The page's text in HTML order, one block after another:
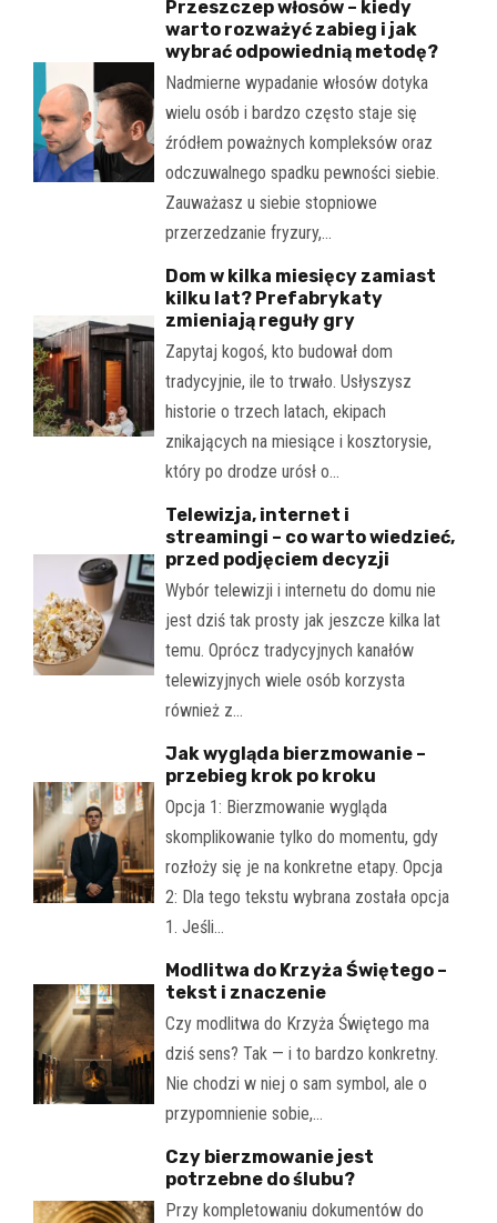
Przeszczep włosów – kiedy
warto rozważyć zabieg i jak
wybrać odpowiednią metodę?
Nadmierne wypadanie włosów dotyka
wielu osób i bardzo często staje się
źródłem poważnych kompleksów oraz
odczuwalnego spadku pewności siebie.
Zauważasz u siebie stopniowe
przerzedzanie fryzury,…
Dom w kilka miesięcy zamiast
kilku lat? Prefabrykaty
zmieniają reguły gry
Zapytaj kogoś, kto budował dom
tradycyjnie, ile to trwało. Usłyszysz
historie o trzech latach, ekipach
znikających na miesiące i kosztorysie,
który po drodze urósł o…
Telewizja, internet i
streamingi – co warto wiedzieć,
przed podjęciem decyzji
Wybór telewizji i internetu do domu nie
jest dziś tak prosty jak jeszcze kilka lat
temu. Oprócz tradycyjnych kanałów
telewizyjnych wiele osób korzysta
również z…
Jak wygląda bierzmowanie –
przebieg krok po kroku
Opcja 1: Bierzmowanie wygląda
skomplikowanie tylko do momentu, gdy
rozłoży się je na konkretne etapy. Opcja
2: Dla tego tekstu wybrana została opcja
1. Jeśli…
Modlitwa do Krzyża Świętego –
tekst i znaczenie
Czy modlitwa do Krzyża Świętego ma
dziś sens? Tak — i to bardzo konkretny.
Nie chodzi w niej o sam symbol, ale o
przypomnienie sobie,…
Czy bierzmowanie jest
potrzebne do ślubu?
Przy kompletowaniu dokumentów do